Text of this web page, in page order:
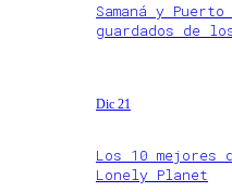
Samaná y
guardados de
Dic 21
Los 10 mejores
Lonely Planet